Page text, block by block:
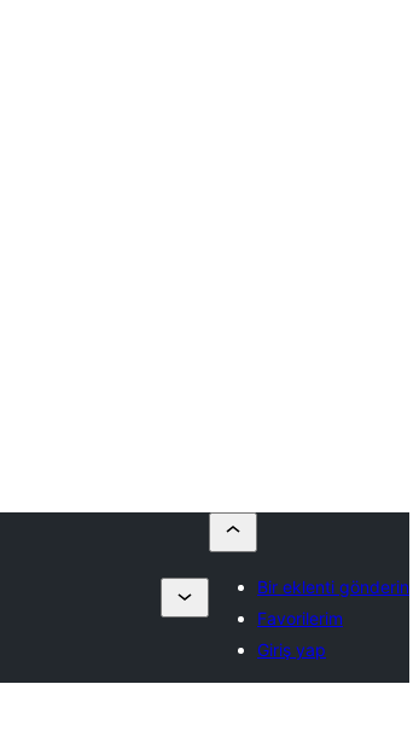
Bir eklenti gönderin
Favorilerim
Giriş yap